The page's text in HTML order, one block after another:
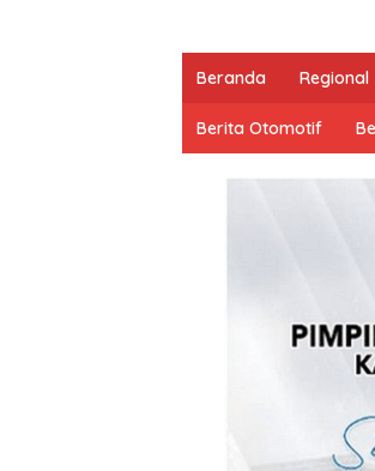
Beranda Regional
Berita Otomotif